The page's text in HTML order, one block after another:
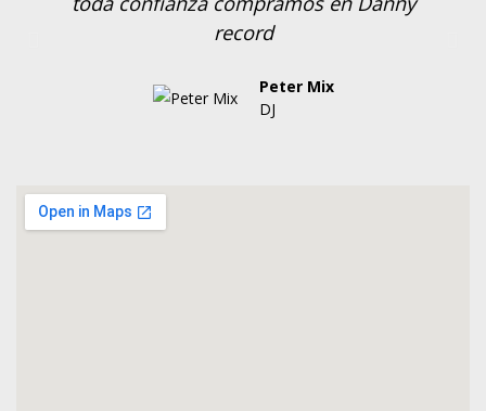
record
Peter Mix
DJ